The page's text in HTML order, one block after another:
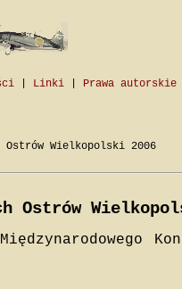
| Linki| Prawa autorskie
Ostrów Wielkopolski 2006
Ostrów